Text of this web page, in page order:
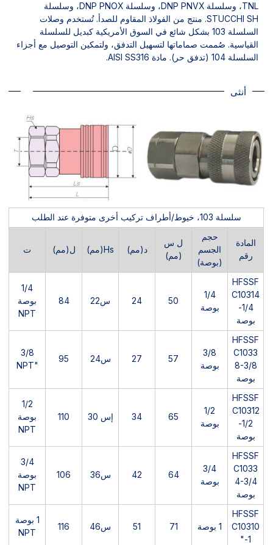
TNL، وسلسلة DNP PNVX، وسلسلة DNP PNOX، وسلسلة
STUCCHI SH. منتج من الفولاذ المقاوم للصدأ. تُستخدم وصلات
السلسلة 103 بشكل شائع في السوق الأمريكية كبديل للسلسلة
القياسية. صُممت صماماتها لتسهيل التدفق، ولتمكين التوصيل مع أجزاء
السلسلة 104 (تدفق حر). مادة AISI SS316.
أنثى
سلسلة 103، خيوط/أطراف تركيب أخرى متوفرة عند الطلب
المادة
رقم
حجم
الجسم
(بوصة)
ل س
(مم)
د(مم) Hs(مم) ل(مم) ت
HFSSF
C10314
-1/4
بوصة
1/4
بوصة
50
24 س22 84
1/4
بوصة
NPT
HFSSF
C1033
8-3/8
بوصة
3/8
بوصة
57
27 س24 95
3/8
"NPT
HFSSF
C10312
-1/2
بوصة
1/2
بوصة
65
34 إس 30 110
1/2
بوصة
NPT
HFSSF
C1033
4-3/4
بوصة
3/4
بوصة
64
42 س36 106
3/4
بوصة
NPT
HFSSF
C10310
-1"
1 بوصة 71
51 س46 116
1 بوصة
NPT